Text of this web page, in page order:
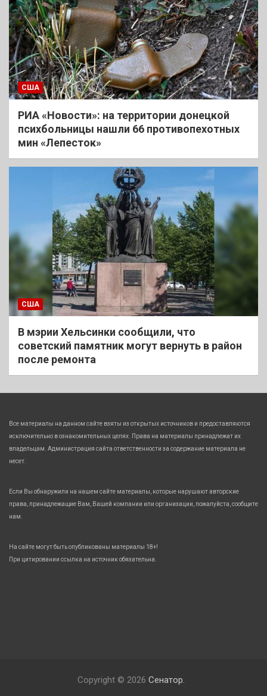
США
РИА «Новости»: на территории донецкой
психбольницы нашли 66 противопехотных
мин «Лепесток»
США
В мэрии Хельсинки сообщили, что
советский памятник могут вернуть в район
после ремонта
Все материалы на данном сайте взяты из открытых источников и предоставляются
исключительно в ознакомительных целях. Права на материалы принадлежат их
владельцам. Администрация сайта ответственности за содержание материала не
несет.
Если Вы обнаружили на нашем сайте материалы, которые нарушают авторские
права, принадлежащие Вам, Вашей компании или организации, пожалуйста, сообщите
нам.
На сайте могут быть опубликованы материалы 18+!
При цитировании ссылка на источник обязательна.
Copyright © 2026 Сенатор.